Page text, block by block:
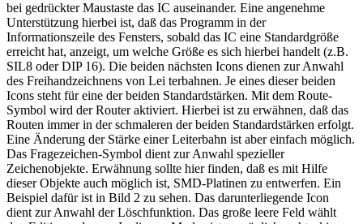
bei gedrückter Maustaste das IC auseinander. Eine angenehme
Unterstützung hierbei ist, daß das Programm in der
Informationszeile des Fensters, sobald das IC eine Standardgröße
erreicht hat, anzeigt, um welche Größe es sich hierbei handelt (z.B.
SIL8 oder DIP 16). Die beiden nächsten Icons dienen zur Anwahl
des Freihandzeichnens von Lei terbahnen. Je eines dieser beiden
Icons steht für eine der beiden Standardstärken. Mit dem Route-
Symbol wird der Router aktiviert. Hierbei ist zu erwähnen, daß das
Routen immer in der schmaleren der beiden Standardstärken erfolgt.
Eine Änderung der Stärke einer Leiterbahn ist aber einfach möglich.
Das Fragezeichen-Symbol dient zur Anwahl spezieller
Zeichenobjekte. Erwähnung sollte hier finden, daß es mit Hilfe
dieser Objekte auch möglich ist, SMD-Platinen zu entwerfen. Ein
Beispiel dafür ist in Bild 2 zu sehen. Das darunterliegende Icon
dient zur Anwahl der Löschfunktion. Das große leere Feld wählt